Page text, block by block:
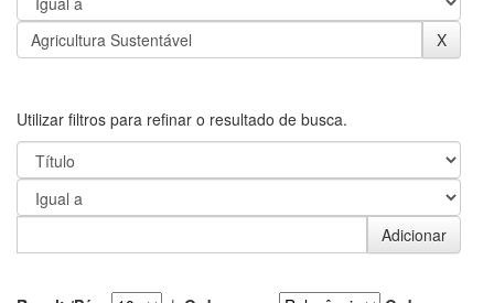
Utilizar filtros para refinar o resultado de busca.